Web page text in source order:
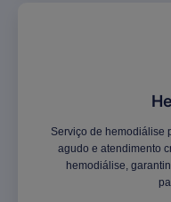
Serviço de hemodiálise
agudo e atendimento
hemodiálise,